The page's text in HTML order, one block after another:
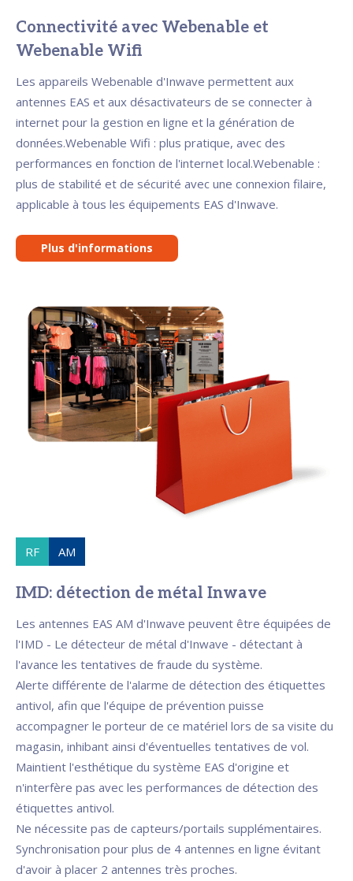
Connectivité avec Webenable et
Webenable Wifi
Les appareils Webenable d'Inwave permettent aux
antennes EAS et aux désactivateurs de se connecter à
internet pour la gestion en ligne et la génération de
données.Webenable Wifi : plus pratique, avec des
performances en fonction de l'internet local.Webenable :
plus de stabilité et de sécurité avec une connexion filaire,
applicable à tous les équipements EAS d'Inwave.
Plus d'informations
RF AM
IMD: détection de métal Inwave
Les antennes EAS AM d'Inwave peuvent être équipées de
l'IMD - Le détecteur de métal d'Inwave - détectant à
l'avance les tentatives de fraude du système.
Alerte différente de l'alarme de détection des étiquettes
antivol, afin que l'équipe de prévention puisse
accompagner le porteur de ce matériel lors de sa visite du
magasin, inhibant ainsi d'éventuelles tentatives de vol.
Maintient l'esthétique du système EAS d'origine et
n'interfère pas avec les performances de détection des
étiquettes antivol.
Ne nécessite pas de capteurs/portails supplémentaires.
Synchronisation pour plus de 4 antennes en ligne évitant
d'avoir à placer 2 antennes très proches.